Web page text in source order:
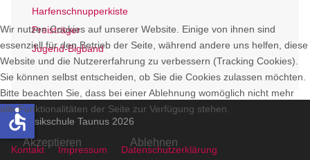
Harfenschnupperkiste
Preisträger
Jugend-Bigband
© Musikschule Taunus 2026
Kontakt Impressum Datenschutzerklärung
Wir nutzen Cookies auf unserer Website. Einige von ihnen sind
essenziell für den Betrieb der Seite, während andere uns helfen, diese
Website und die Nutzererfahrung zu verbessern (Tracking Cookies).
Sie können selbst entscheiden, ob Sie die Cookies zulassen möchten.
Bitte beachten Sie, dass bei einer Ablehnung womöglich nicht mehr
alle Funktionalitäten der Seite zur Verfügung stehen.
Akzeptieren Ablehnen
accessible